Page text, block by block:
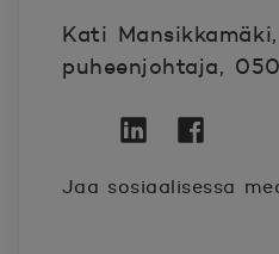
Kati
puheenjohtaja,
Jaa sosiaalisessa